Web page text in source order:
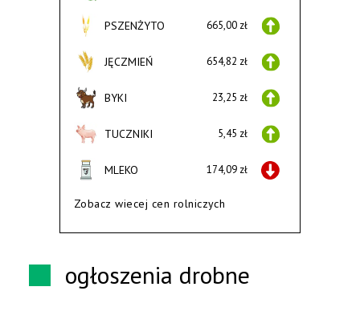
PSZENŻYTO 665,00 zł
JĘCZMIEŃ 654,82 zł
BYKI 23,25 zł
TUCZNIKI 5,45 zł
MLEKO 174,09 zł
Zobacz wiecej cen rolniczych
ogłoszenia drobne